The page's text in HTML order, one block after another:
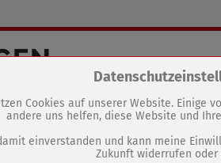
begehbar
Zum Betrieb der Seite notwendige
PHP Session Cookie
Eigentümer dieser Website (Wenko-
Absicherung Kontaktformular / SPAM
Cookies auf unserer Website. Einige
andere uns helfen, diese Website und
einverstanden und kann meine
Zukunft widerrufen oder